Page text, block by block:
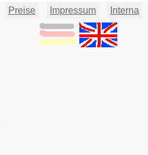
Preise Impressum Interna